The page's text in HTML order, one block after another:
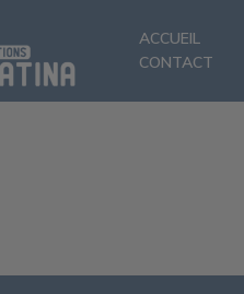
ACCUEIL
CONTACT